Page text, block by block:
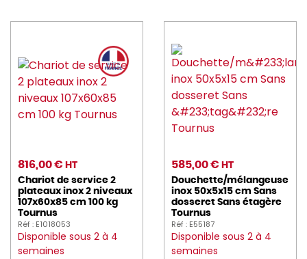
816,00 € HT
Chariot de service 2
plateaux inox 2 niveaux
107x60x85 cm 100 kg
Tournus
Réf : E1018053
Disponible sous 2 à 4
semaines
585,00 € HT
Douchette/mélangeuse
inox 50x5x15 cm Sans
dosseret Sans étagère
Tournus
Réf : E55187
Disponible sous 2 à 4
semaines